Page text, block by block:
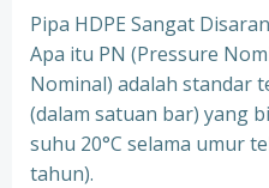
Pipa HDPE Sangat
Apa itu PN (Pressure
Nominal) adalah standar
(dalam satuan bar) yang
suhu 20°C selama umur
tahun).